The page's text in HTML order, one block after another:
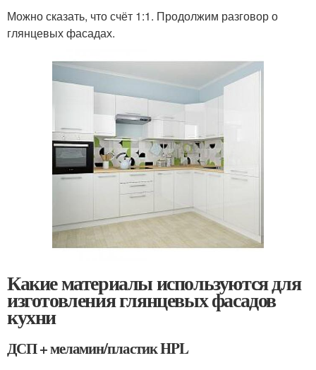
Можно сказать, что счёт 1:1. Продолжим разговор о
глянцевых фасадах.
Какие материалы используются для
изготовления глянцевых фасадов
кухни
ДСП + меламин/пластик HPL